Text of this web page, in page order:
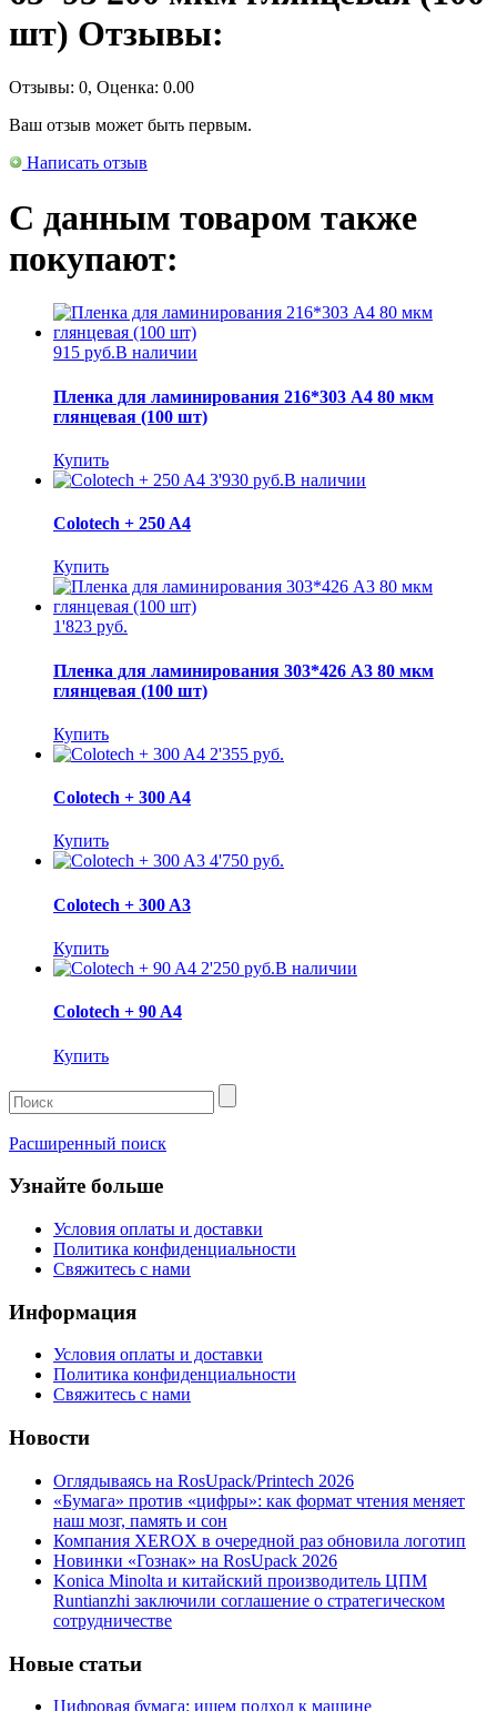
шт) Отзывы:
Отзывы: 0, Оценка: 0.00
Ваш отзыв может быть первым.
Написать отзыв
С данным товаром также
покупают:
915 руб.В наличии
Пленка для ламинирования 216*303 А4 80 мкм
глянцевая (100 шт)
Купить
3'930 руб.В наличии
Colotech + 250 A4
Купить
1'823 руб.
Пленка для ламинирования 303*426 А3 80 мкм
глянцевая (100 шт)
Купить
2'355 руб.
Colotech + 300 A4
Купить
4'750 руб.
Colotech + 300 A3
Купить
2'250 руб.В наличии
Colotech + 90 A4
Купить
Расширенный поиск
Узнайте больше
Условия оплаты и доставки
Политика конфиденциальности
Свяжитесь с нами
Информация
Условия оплаты и доставки
Политика конфиденциальности
Свяжитесь с нами
Новости
Оглядываясь на RosUpack/Printech 2026
«Бумага» против «цифры»: как формат чтения меняет
наш мозг, память и сон
Компания XEROX в очередной раз обновила логотип
Новинки «Гознак» на RosUpack 2026
Konica Minolta и китайский производитель ЦПМ
Runtianzhi заключили соглашение о стратегическом
сотрудничестве
Новые статьи
Цифровая бумага: ищем подход к машине